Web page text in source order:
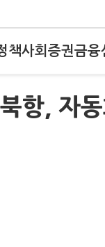
책사회 증권금융
항, 자